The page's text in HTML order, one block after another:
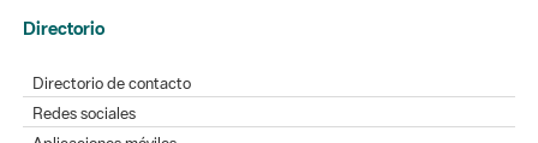
Directorio
Directorio de contacto
Redes sociales